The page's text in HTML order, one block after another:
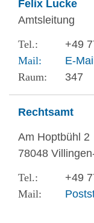
Felix Lucke
Amtsleitung
+49
E-Mail
347
Rechtsamt
Am Hoptbühl 2
78048
+49